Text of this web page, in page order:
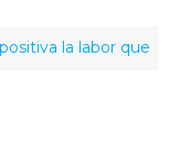
la labor que ha